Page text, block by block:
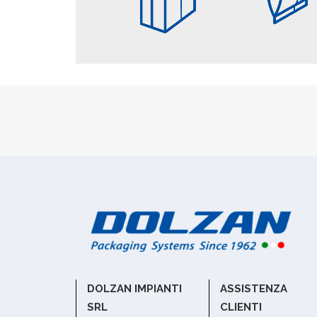
DOLZAN IMPIANTI
SRL
ASSISTENZA
CLIENTI